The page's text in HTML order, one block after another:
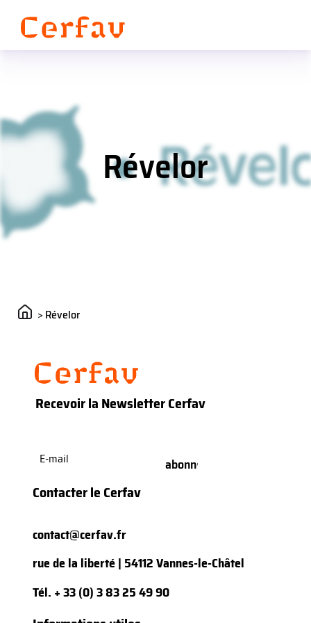
Révelor
>Révelor
Recevoir la Newsletter Cerfav
mail(Nécessaire)
Contacter le Cerfav
contact@cerfav.fr
rue de la liberté | 54112 Vannes-le-Châtel
Tél. + 33 (0) 3 83 25 49 90